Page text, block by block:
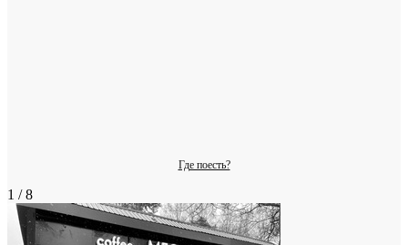
Где поесть?
1 / 8